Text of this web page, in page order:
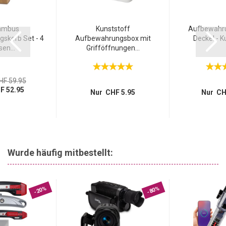
Set - 4
59.95
52.95
Kunststoff
Aufbewahrungsbox mit
Grifföffnungen...
Nur CHF 5.95
Deckel -
Nur
Wurde häufig mitbestellt:
-20% -80%